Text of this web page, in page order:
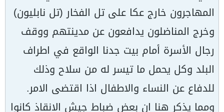
المهاجرون خارج عكا على تل الفخار (تل نابليون)
وخرج المناضلون يدافعون عن مدينتهم ووقف
رجال الأسرة أمام بيت جدنا الواقع في اطراف
البلد وكل يحمل ما تيسر له من سلاح وذلك
للدفاع عن النساء والاطفال اذا اقتضى الامر.
ومما يذكر هنا ان بعض ضباط جيش الانقاذ كانوا